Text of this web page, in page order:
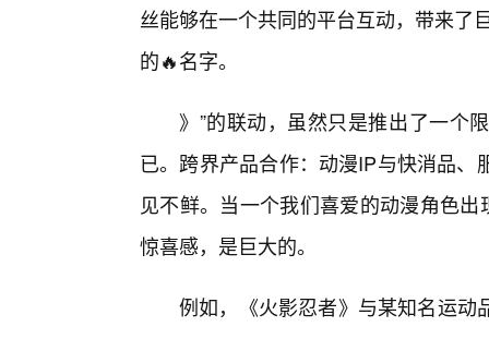
丝能够在一个共同的平台互动，带来了
的🔥名字。
》”的联动，虽然只是推出了一个
已。跨界产品合作：动漫IP与快消品
见不鲜。当一个我们喜爱的动漫角色
惊喜感，是巨大的。
例如，《火影忍者》与某知名运动